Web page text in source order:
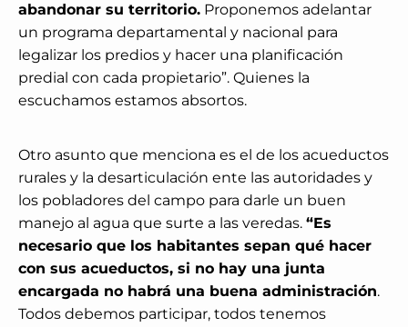
abandonar su territorio. Proponemos adelantar
un programa departamental y nacional para
legalizar los predios y hacer una planificación
predial con cada propietario”. Quienes la
escuchamos estamos absortos.
Otro asunto que menciona es el de los acueductos
rurales y la desarticulación ente las autoridades y
los pobladores del campo para darle un buen
manejo al agua que surte a las veredas. “Es
necesario que los habitantes sepan qué hacer
con sus acueductos, si no hay una junta
encargada no habrá una buena administración.
Todos debemos participar, todos tenemos